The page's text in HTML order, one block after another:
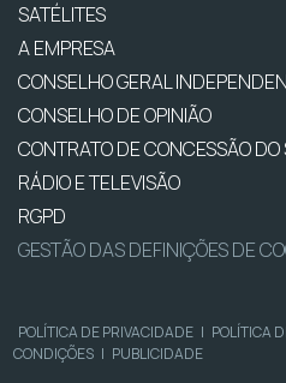
SATÉLITES
A EMPRESA
CONSELHO GERAL
CONSELHO DE OPINIÃO
CONTRATO DE CONCESSÃO
RÁDIO E TELEVISÃO
RGPD
GESTÃO DAS DEFINIÇÕES DE
POLÍTICA DE PRIVACIDADE | POLÍTICA
CONDIÇÕES | PUBLICIDADE